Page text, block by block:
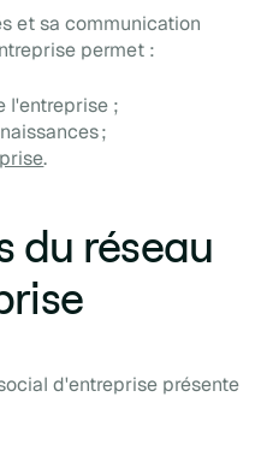
et sa communication
permet :
l'entreprise ;
;
.
du réseau
d'entreprise présente